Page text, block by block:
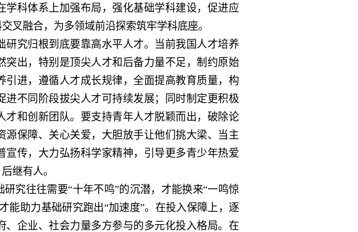
科体系上加强布局，强化基础学科建设，促进应
叉融合，为多领域前沿探索筑牢学科底座。
研究归根到底要靠高水平人才。当前我国人才培养
突出，特别是顶尖人才和后备力量不足，制约原始
进，遵循人才成长规律，全面提高教育质量，构
不同阶段拔尖人才可持续发展；同时制定更积极
才和创新团队。要支持青年人才脱颖而出，破除论
保障、关心关爱，大胆放手让他们挑大梁、当主
传，大力弘扬科学家精神，引导更多青少年热爱
继有人。
研究往往需要“十年不鸣”的沉潜，才能换来“一鸣惊
能助力基础研究跑出“加速度”。在投入保障上，逐
企业、社会力量多方参与的多元化投入格局。在